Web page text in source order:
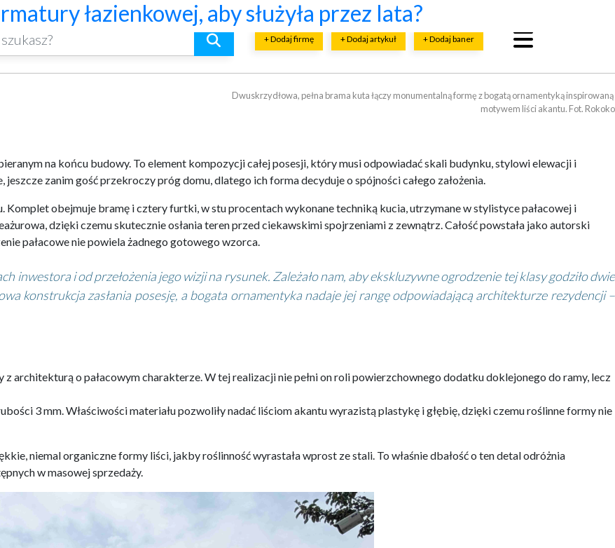
+ Dodaj firmę + Dodaj artykuł + Dodaj baner
rozmachem
Dwuskrzydłowa, pełna brama kuta łączy monumentalną formę z bogatą ornamentyką inspirowaną
motywem liści akantu. Fot. Rokoko
na końcu budowy. To element kompozycji całej posesji, który musi odpowiadać skali budynku, stylowi elewacji i
zanim gość przekroczy próg domu, dlatego ich forma decyduje o spójności całego założenia.
Komplet obejmuje bramę i cztery furtki, w stu procentach wykonane techniką kucia, utrzymane w stylistyce pałacowej i
dzięki czemu skutecznie osłania teren przed ciekawskimi spojrzeniami z zewnątrz. Całość powstała jako autorski
pałacowe nie powiela żadnego gotowego wzorca.
inwestora i od przełożenia jego wizji na rysunek. Zależało nam, aby ekskluzywne ogrodzenie tej klasy godziło dwie
konstrukcja zasłania posesję, a bogata ornamentyka nadaje jej rangę odpowiadającą architekturze rezydencji –
architekturą o pałacowym charakterze. W tej realizacji nie pełni on roli powierzchownego dodatku doklejonego do ramy, lecz
3 mm. Właściwości materiału pozwoliły nadać liściom akantu wyrazistą plastykę i głębię, dzięki czemu roślinne formy nie
niemal organiczne formy liści, jakby roślinność wyrastała wprost ze stali. To właśnie dbałość o ten detal odróżnia
w masowej sprzedaży.
mechanicznej
która pasuje do całej aranżacji?
i skośnych oraz lekkiej obudowy firmy ETANCO
warto ocenić przed budową?
trwałości, bezpieczeństwa i bezawaryjności
poradnik
budowlanych i złomu
pracy maszyn geotechnicznych?
łazienkowej, aby służyła przez lata?